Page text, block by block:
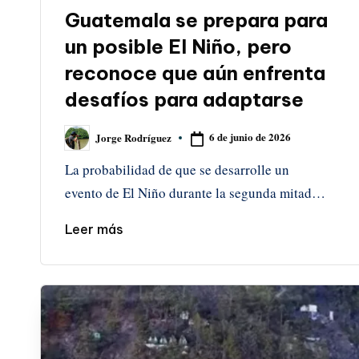
Guatemala se prepara para
un posible El Niño, pero
reconoce que aún enfrenta
desafíos para adaptarse
Publicado
por
Jorge Rodríguez 6 de junio de 2026
La probabilidad de que se desarrolle un
evento de El Niño durante la segunda mitad…
Leer más